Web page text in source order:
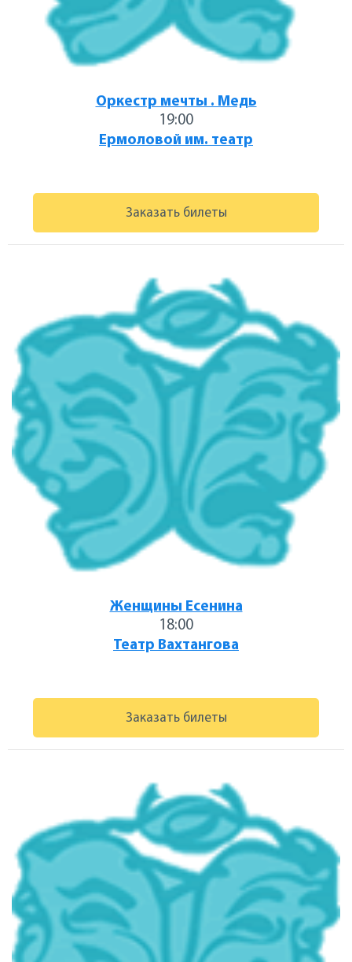
Оркестр мечты . Медь
19:00
Ермоловой им. театр
Заказать билеты
Женщины Есенина
18:00
Театр Вахтангова
Заказать билеты